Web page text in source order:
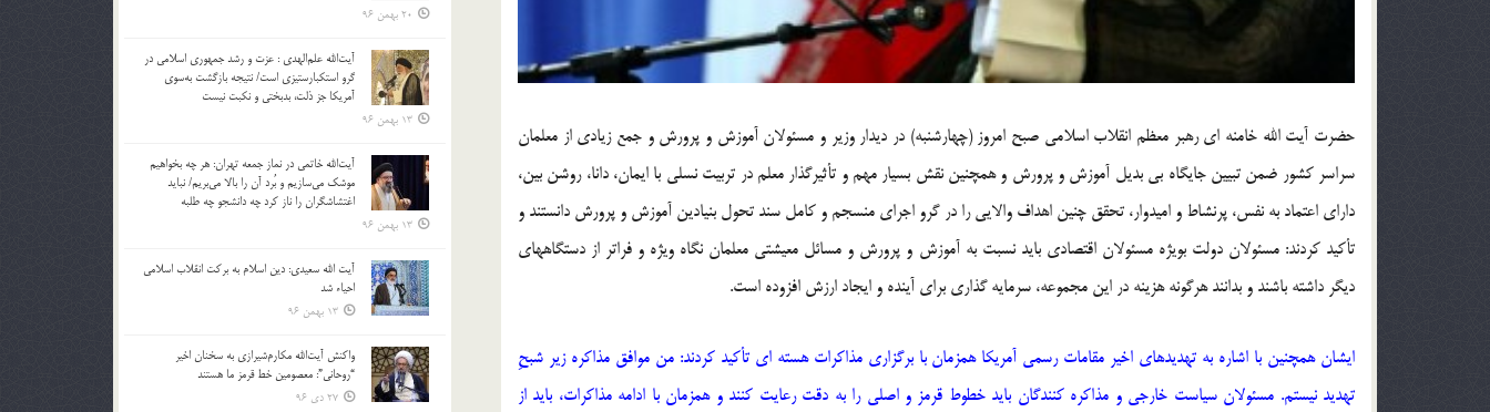
حضرت آیت الله خامنه ای رهبر معظم انقلاب اسلامی صبح امروز (چهارشنبه) در دیدار وزیر و مسئولان آموزش و پرورش و جمع زیادی از معلمان
سراسر کشور ضمن تبیین جایگاه بی بدیل آموزش و پرورش و همچنین نقش بسیار مهم و تأثیرگذار معلم در تربیت نسلی با ایمان، دانا، روشن بین،
دارای اعتماد به نفس، پرنشاط و امیدوار، تحقق چنین اهداف والایی را در گرو اجرای منسجم و کامل سند تحول بنیادین آموزش و پرورش دانستند و
تأکید کردند: مسئولان دولت بویژه مسئولان اقتصادی باید نسبت به آموزش و پرورش و مسائل معیشتی معلمان نگاه ویژه و فراتر از دستگاههای
دیگر داشته باشند و بدانند هرگونه هزینه در این مجموعه، سرمایه گذاری برای آینده و ایجاد ارزش افزوده است.
ایشان همچنین با اشاره به تهدیدهای اخیر مقامات رسمی آمریکا همزمان با برگزاری مذاکرات هسته ای تأکید کردند: من موافق مذاکره زیر شبحِ
تهدید نیستم. مسئولان سیاست خارجی و مذاکره کنندگان باید خطوط قرمز و اصلی را به دقت رعایت کنند و همزمان با ادامه مذاکرات، باید از
20 بهمن 96
آیت‌الله علم‌الهدی : عزت و رشد جمهوری اسلامی در
گرو استکبارستیزی است/ نتیجه بازگشت به‌سوی
آمریکا جز ذلت، بدبختی و نکبت نیست
13 بهمن 96
آیت‌الله خاتمی در نماز جمعه تهران: هر چه بخواهیم
موشک می‌سازیم و بُرد آن را بالا می‌بریم/ نباید
اغتشاشگران را ناز کرد چه دانشجو چه طلبه
13 بهمن 96
آیت الله سعیدی: دین اسلام به برکت انقلاب اسلامی
احیاء شد
13 بهمن 96
واکنش آیت‌الله مکارم‌شیرازی به سخنان اخیر
“روحانی”: معصومین خط قرمز ما هستند
27 دی 96